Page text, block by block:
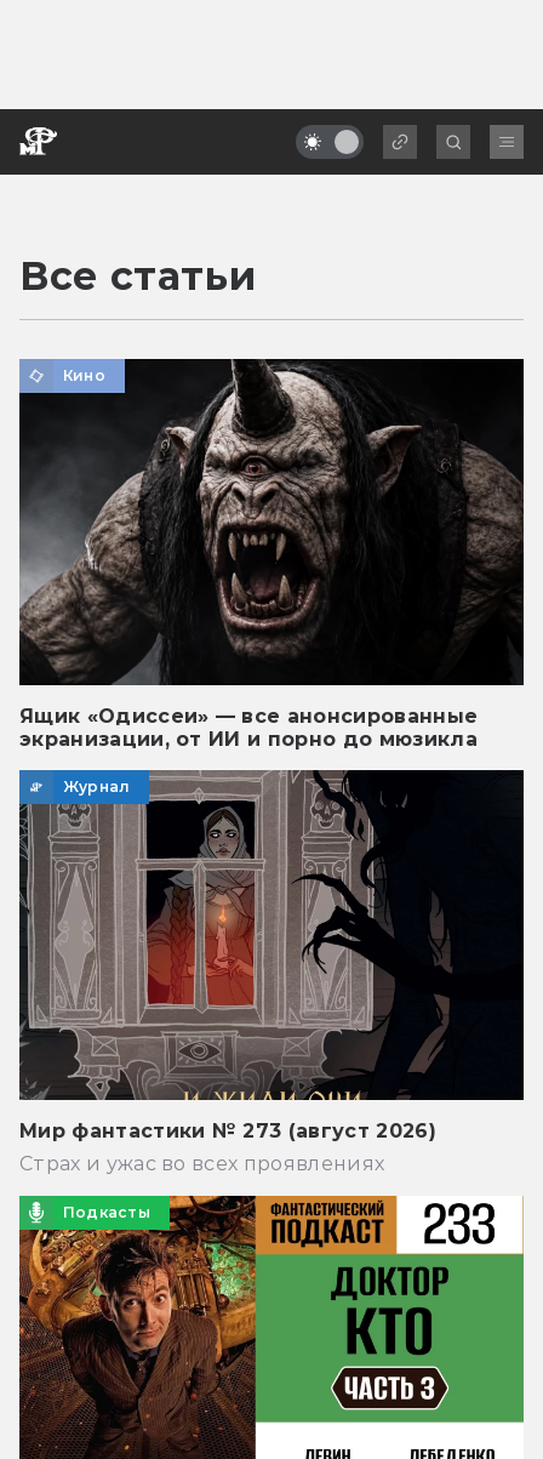
Все статьи
Кино
Ящик «Одиссеи» — все анонсированные
экранизации, от ИИ и порно до мюзикла
Журнал
Мир фантастики № 273 (август 2026)
Страх и ужас во всех проявлениях
Подкасты